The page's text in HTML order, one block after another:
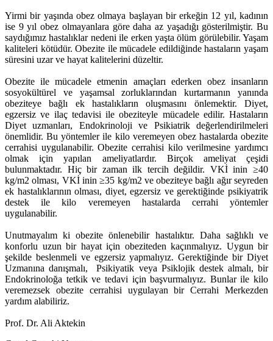
Yirmi bir yaşında obez olmaya başlayan bir erkeğin 12 yıl, kadının
ise 9 yıl obez olmayanlara göre daha az yaşadığı gösterilmiştir. Bu
saydığımız hastalıklar nedeni ile erken yaşta ölüm görülebilir. Yaşam
kaliteleri kötüdür. Obezite ile mücadele edildiğinde hastaların yaşam
süresini uzar ve hayat kalitelerini düzeltir.
Obezite ile mücadele etmenin amaçları ederken obez insanların
sosyokültürel ve yaşamsal zorluklarından kurtarmanın yanında
obeziteye bağlı ek hastalıkların oluşmasını önlemektir. Diyet,
egzersiz ve ilaç tedavisi ile obeziteyle mücadele edilir. Hastaların
Diyet uzmanları, Endokrinoloji ve Psikiatrik değerlendirilmeleri
önemlidir. Bu yöntemler ile kilo veremeyen obez hastalarda obezite
cerrahisi uygulanabilir. Obezite cerrahisi kilo verilmesine yardımcı
olmak için yapılan ameliyatlardır. Birçok ameliyat çeşidi
bulunmaktadır. Hiç bir zaman ilk tercih değildir. VKİ inin ≥40
kg/m2 olması, VKİ inin ≥35 kg/m2 ve obeziteye bağlı ağır seyreden
ek hastalıklarının olması, diyet, egzersiz ve gerektiğinde psikiyatrik
destek ile kilo veremeyen hastalarda cerrahi yöntemler
uygulanabilir.
Unutmayalım ki obezite önlenebilir hastalıktır. Daha sağlıklı ve
konforlu uzun bir hayat için obeziteden kaçınmalıyız. Uygun bir
şekilde beslenmeli ve egzersiz yapmalıyız. Gerektiğinde bir Diyet
Uzmanına danışmalı, Psikiyatik veya Psiklojik destek almalı, bir
Endokrinoloğa tetkik ve tedavi için başvurmalıyız. Bunlar ile kilo
veremezsek obezite cerrahisi uygulayan bir Cerrahi Merkezden
yardım alabiliriz.
Prof. Dr. Ali Aktekin